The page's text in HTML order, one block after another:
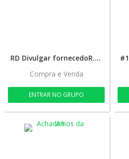
RD Divulgar fornecedoR. G.VIP
Compra e Venda
ENTRAR NO GRUPO